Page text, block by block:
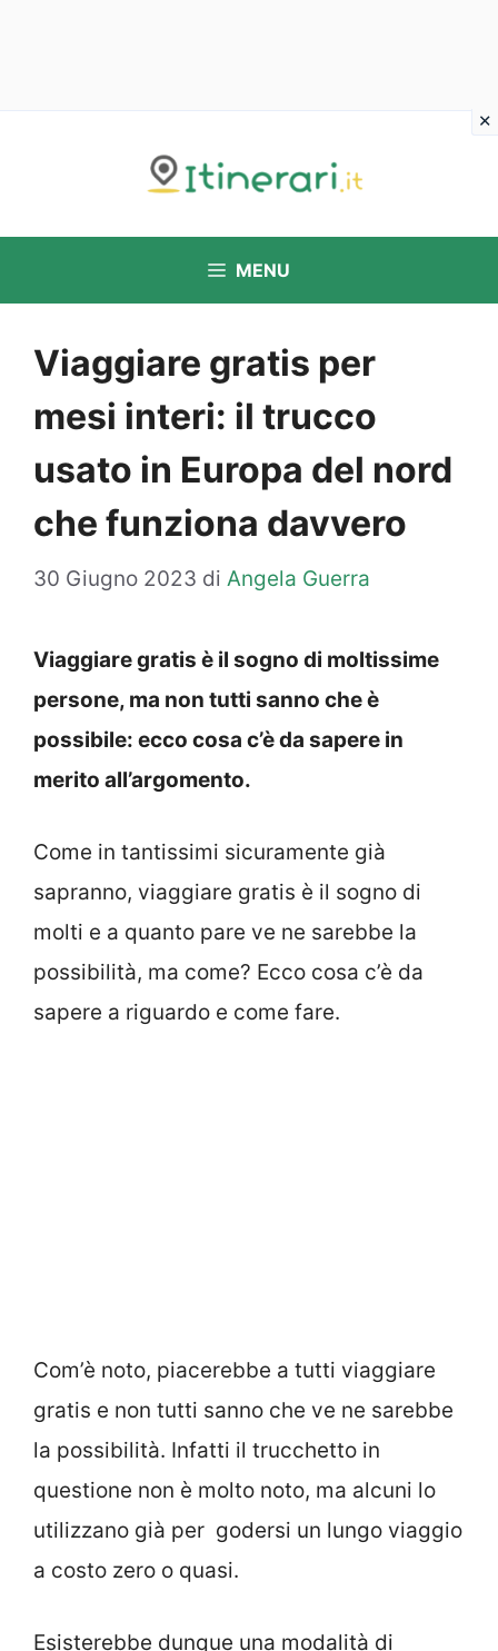
MENU
Viaggiare gratis per
mesi interi: il trucco
usato in Europa del nord
che funziona davvero
30 Giugno 2023 di Angela Guerra
Viaggiare gratis è il sogno di moltissime
persone, ma non tutti sanno che è
possibile: ecco cosa c’è da sapere in
merito all’argomento.
Come in tantissimi sicuramente già
sapranno, viaggiare gratis è il sogno di
molti e a quanto pare ve ne sarebbe la
possibilità, ma come? Ecco cosa c’è da
sapere a riguardo e come fare.
Com’è noto, piacerebbe a tutti viaggiare
gratis e non tutti sanno che ve ne sarebbe
la possibilità. Infatti il trucchetto in
questione non è molto noto, ma alcuni lo
utilizzano già per godersi un lungo viaggio
a costo zero o quasi.
Esisterebbe dunque una modalità di